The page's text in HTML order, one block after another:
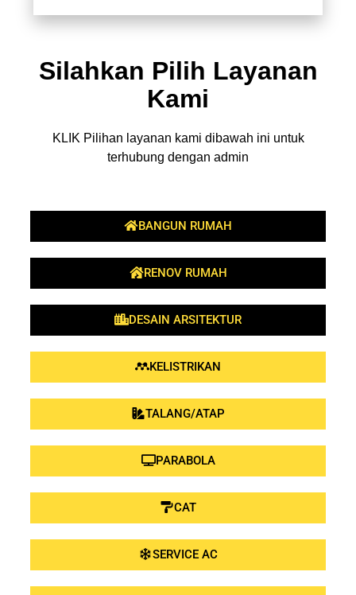
Silahkan Pilih Layanan
Kami
KLIK Pilihan layanan kami dibawah ini untuk
terhubung dengan admin
BANGUN RUMAH
RENOV RUMAH
DESAIN ARSITEKTUR
KELISTRIKAN
TALANG/ATAP
PARABOLA
CAT
SERVICE AC